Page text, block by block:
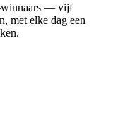
winnaars — vijf
met elke dag een